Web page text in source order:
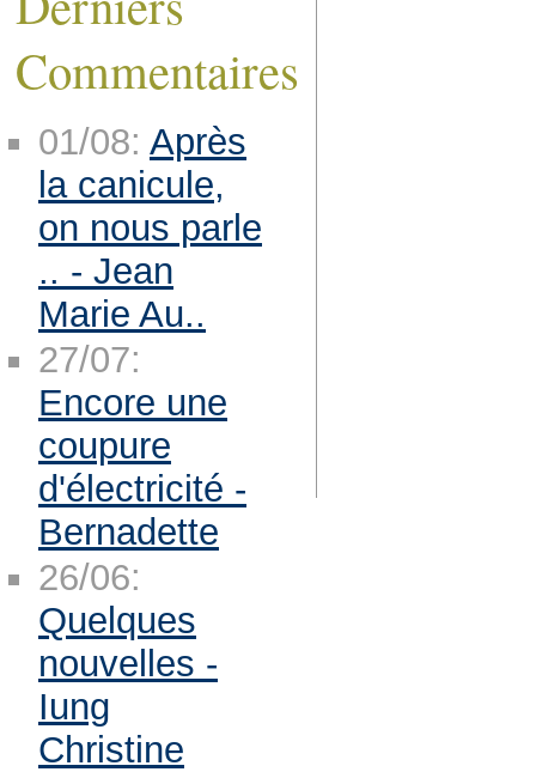
Commentaires
01/08: Après
la canicule,
on nous parle
.. - Jean
Marie Au..
27/07:
Encore une
coupure
d'électricité -
Bernadette
26/06:
Quelques
nouvelles -
Iung
Christine